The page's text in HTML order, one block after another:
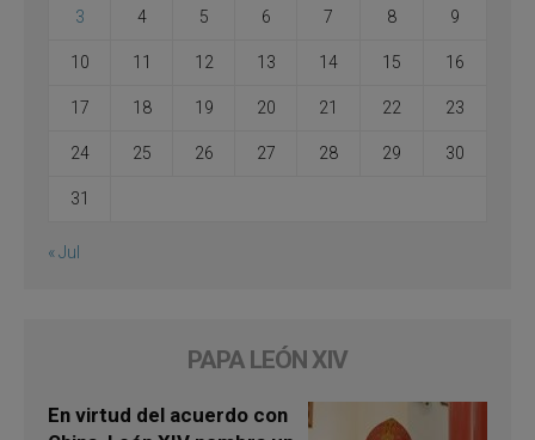
3 4 5 6 7 8 9
10 11 12 13 14 15 16
17 18 19 20 21 22 23
24 25 26 27 28 29 30
31
« Jul
PAPA LEÓN XIV
En virtud del acuerdo con